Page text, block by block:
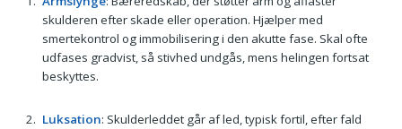
skulderen efter skade eller operation. Hjælper med
smertekontrol og immobilisering i den akutte fase. Skal ofte
udfases gradvist, så stivhed undgås, mens helingen fortsat
beskyttes.
Luksation: Skulderleddet går af led, typisk fortil, efter fald